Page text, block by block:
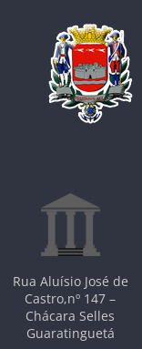
Rua Aluísio José de
Castro,nº 147 –
Chácara Selles
Guaratinguetá